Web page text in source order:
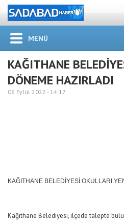
MENÜ
KAĞITHANE
DÖNEME HAZIRLADI
06 Eylül 2022 - 14:17
KAĞITHANE BELEDİYESİ OKULLARI
Kağıthane Belediyesi, ilçede talepte